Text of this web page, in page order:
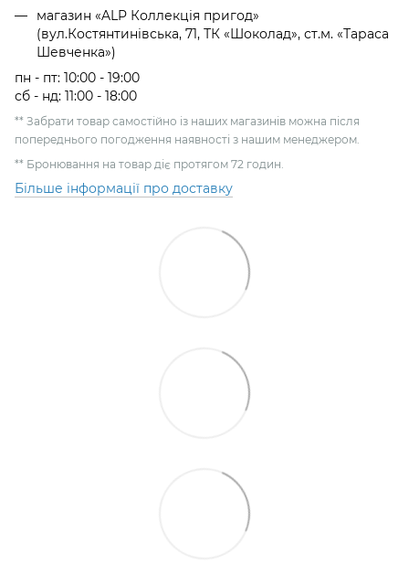
магазин «ALP Коллекція пригод»
(вул.Костянтинівська, 71, ТК «Шоколад», ст.м. «Тараса
Шевченка»)
пн - пт: 10:00 - 19:00
сб - нд: 11:00 - 18:00
** Забрати товар самостійно із наших магазинів можна після
попереднього погодження наявності з нашим менеджером.
** Бронювання на товар діє протягом 72 годин.
Більше інформації про доставку